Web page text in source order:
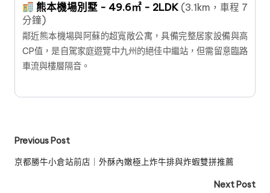
熊本機場別墅 - 49.6㎡ - 2LDK (3.1km，車程 7
分鐘)
鄰近熊本機場與阿蘇的超寬敞公寓，具備完整居家設備與高
CP值，是自駕家庭遊覽中九州的絕佳中繼站，但需留意臨路
車流與樓層隔音。
Post
navigation
Previous Post
京都勝牛小倉站前店｜外酥內嫩極上炸牛排與炸蝦雙拼推薦
Next Post